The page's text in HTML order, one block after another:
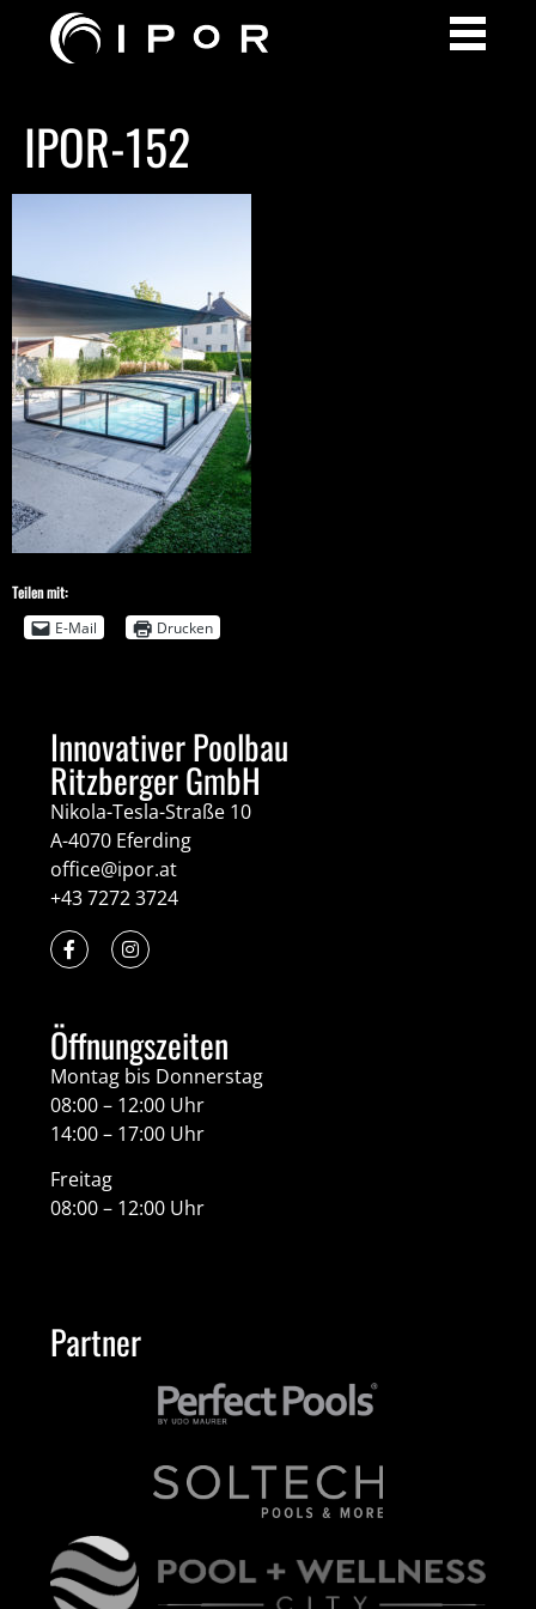
IPOR-152
Teilen mit:
E-Mail
Drucken
Innovativer Poolbau
Ritzberger GmbH
Nikola-Tesla-Straße 10
A-4070 Eferding
office@ipor.at
+43 7272 3724
Öffnungszeiten
Montag bis Donnerstag
08:00 – 12:00 Uhr
14:00 – 17:00 Uhr
Freitag
08:00 – 12:00 Uhr
Partner